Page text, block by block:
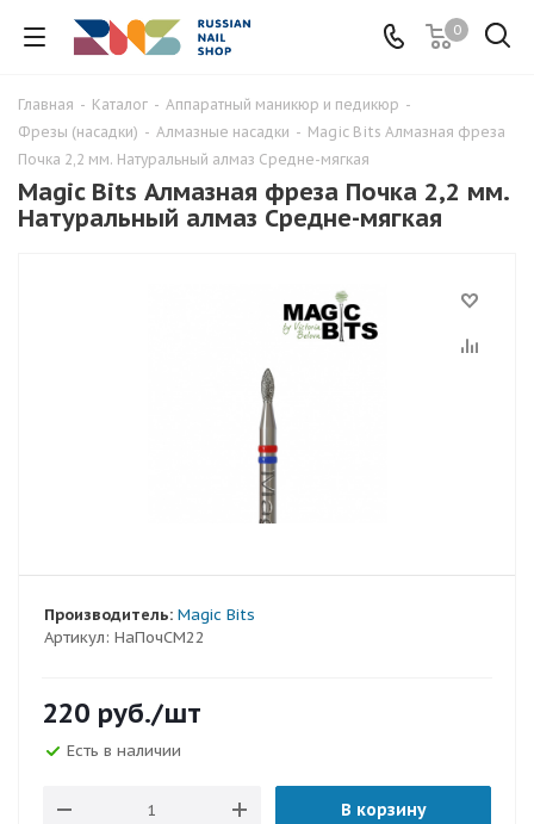
0
Главная - Каталог - Аппаратный маникюр и педикюр -
Фрезы (насадки) - Алмазные насадки - Magic Bits Алмазная фреза
Почка 2,2 мм. Натуральный алмаз Средне-мягкая
Magic Bits Алмазная фреза Почка 2,2 мм.
Натуральный алмаз Средне-мягкая
Артикул: НаПочСМ22
Производитель: Magic Bits
220 руб./шт
Есть в наличии
В корзину